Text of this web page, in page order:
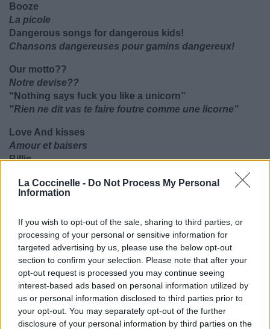
La Coccinelle - Do Not Process My Personal
Information
If you wish to opt-out of the sale, sharing to third parties, or
processing of your personal or sensitive information for
targeted advertising by us, please use the below opt-out
section to confirm your selection. Please note that after your
opt-out request is processed you may continue seeing
interest-based ads based on personal information utilized by
us or personal information disclosed to third parties prior to
your opt-out. You may separately opt-out of the further
disclosure of your personal information by third parties on the
Booze
La picole
Dangerous songs for dangerous kids!
Chansons dangereuses pour gamins dangereux!
Our motto??
Notre devise??
“Nothing says fuck you like a unicorn”
"Rien ne dit vas te faire foutre comme une licorne"
Love And kisses
Amour et baisers
Billie